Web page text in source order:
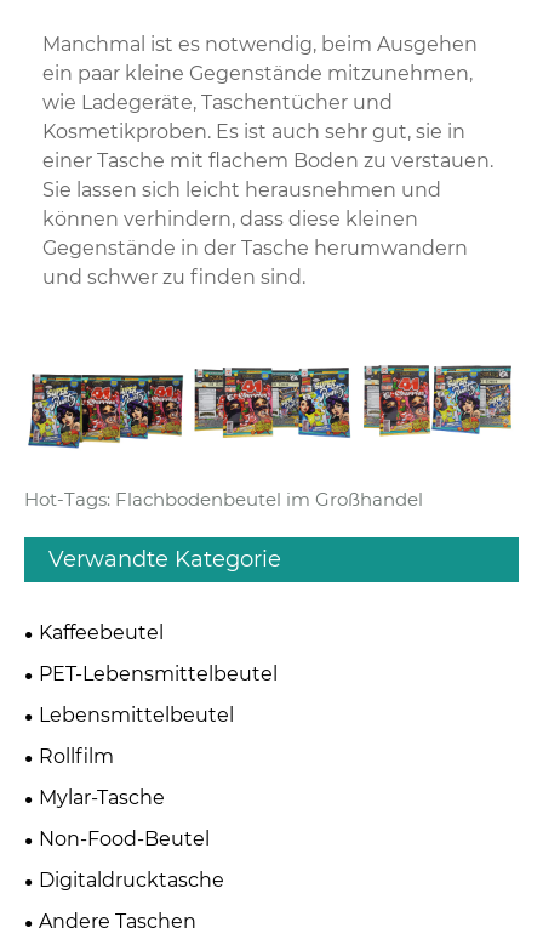
Manchmal ist es notwendig, beim Ausgehen
ein paar kleine Gegenstände mitzunehmen,
wie Ladegeräte, Taschentücher und
Kosmetikproben. Es ist auch sehr gut, sie in
einer Tasche mit flachem Boden zu verstauen.
Sie lassen sich leicht herausnehmen und
können verhindern, dass diese kleinen
Gegenstände in der Tasche herumwandern
und schwer zu finden sind.
Hot-Tags: Flachbodenbeutel im Großhandel
Verwandte Kategorie
Kaffeebeutel
PET-Lebensmittelbeutel
Lebensmittelbeutel
Rollfilm
Mylar-Tasche
Non-Food-Beutel
Digitaldrucktasche
Andere Taschen